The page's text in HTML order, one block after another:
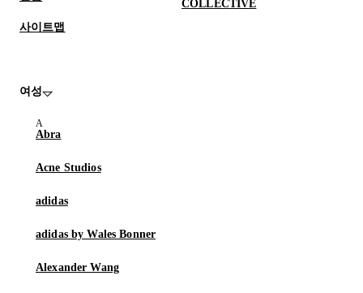
COLLECTIVE
사이트맵
여성
Abra
Acne Studios
adidas
adidas by Wales Bonner
Alexander Wang